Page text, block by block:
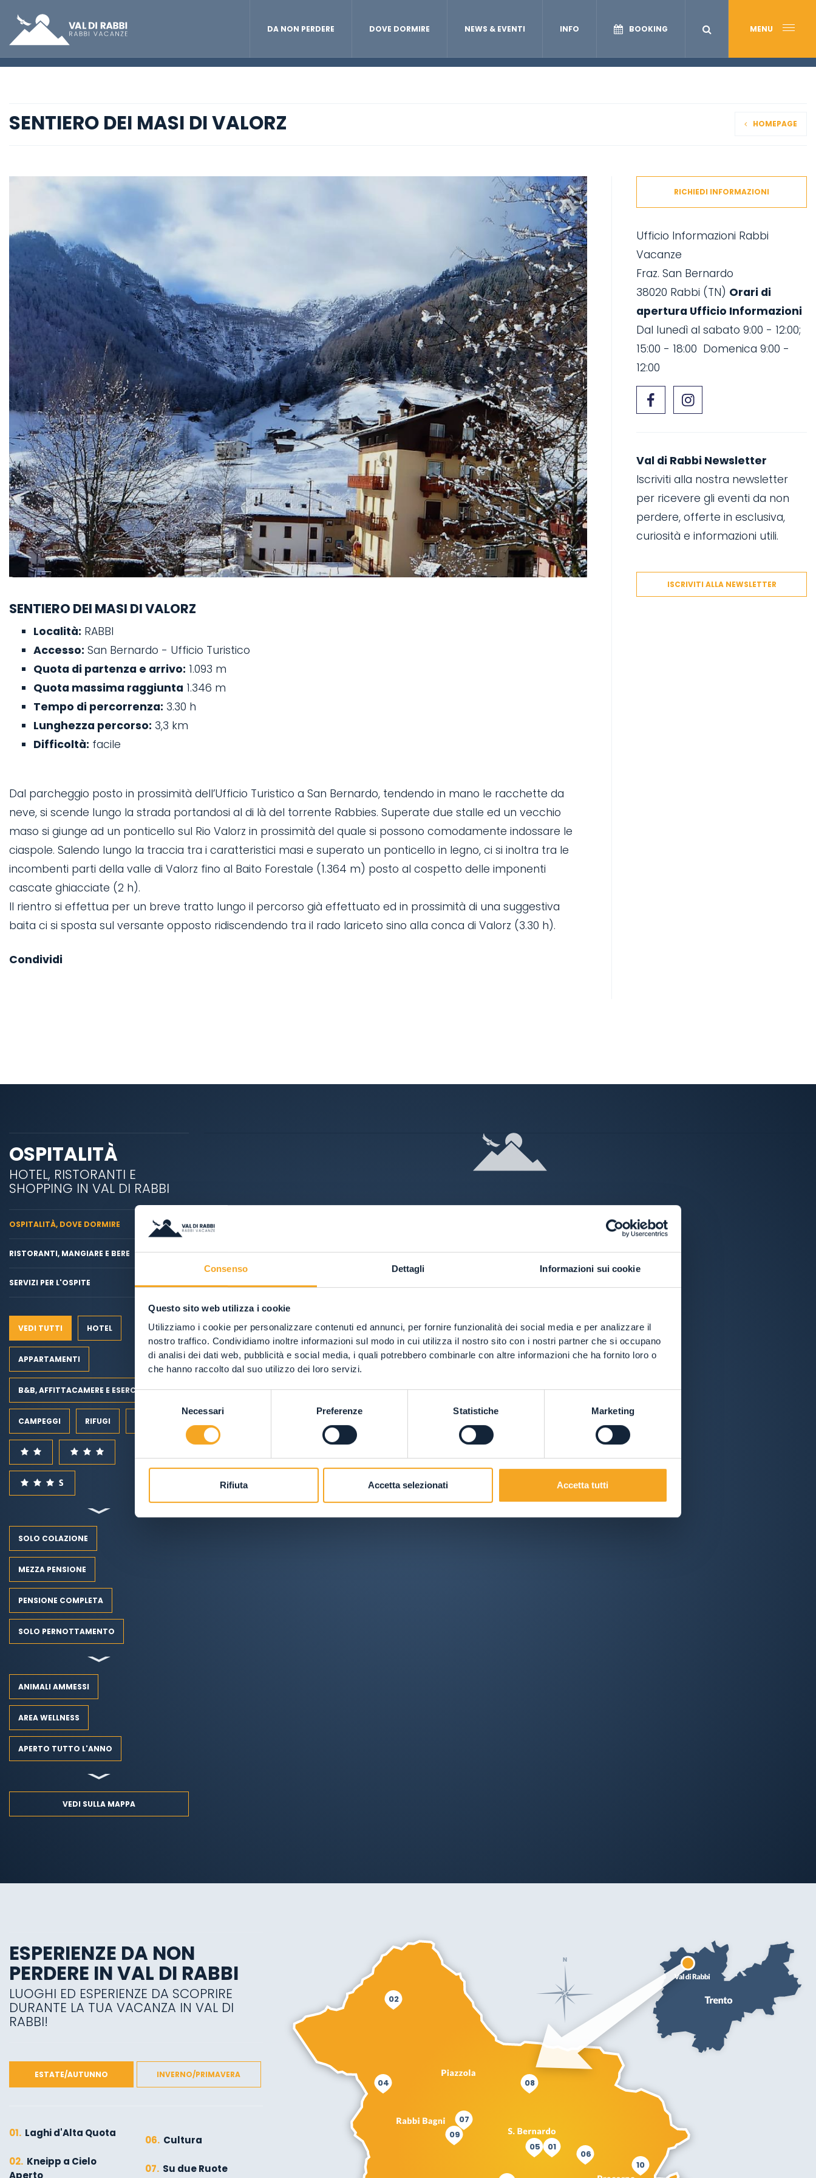
Consenso Dettagli Informazioni sui cookie
Questo sito web utilizza i cookie
Utilizziamo i cookie per personalizzare contenuti ed annunci, per fornire funzionalità dei social media e per analizzare il
nostro traffico. Condividiamo inoltre informazioni sul modo in cui utilizza il nostro sito con i nostri partner che si occupano
di analisi dei dati web, pubblicità e social media, i quali potrebbero combinarle con altre informazioni che ha fornito loro o
che hanno raccolto dal suo utilizzo dei loro servizi.
Selezione
del
Necessari Preferenze Statistiche Marketing
Rifiuta Accetta selezionati Accetta tutti
DA NON PERDERE DOVE DORMIRE NEWS & EVENTI INFO BOOKING MENU
SENTIERO DEI MASI DI VALORZ HOMEPAGE
SENTIERO DEI MASI DI VALORZ
Località: RABBI
Accesso: San Bernardo - Ufficio Turistico
Quota di partenza e arrivo: 1.093 m
Quota massima raggiunta 1.346 m
Tempo di percorrenza: 3.30 h
Lunghezza percorso: 3,3 km
Difficoltà: facile
Dal parcheggio posto in prossimità dell’Ufficio Turistico a San Bernardo, tendendo in mano le racchette da
neve, si scende lungo la strada portandosi al di là del torrente Rabbies. Superate due stalle ed un vecchio
maso si giunge ad un ponticello sul Rio Valorz in prossimità del quale si possono comodamente indossare le
ciaspole. Salendo lungo la traccia tra i caratteristici masi e superato un ponticello in legno, ci si inoltra tra le
incombenti parti della valle di Valorz fino al Baito Forestale (1.364 m) posto al cospetto delle imponenti
cascate ghiacciate (2 h).
Il rientro si effettua per un breve tratto lungo il percorso già effettuato ed in prossimità di una suggestiva
baita ci si sposta sul versante opposto ridiscendendo tra il rado lariceto sino alla conca di Valorz (3.30 h).
Condividi
RICHIEDI INFORMAZIONI
Ufficio Informazioni Rabbi
Vacanze
Fraz. San Bernardo
38020 Rabbi (TN) Orari di
apertura Ufficio Informazioni
Dal lunedì al sabato 9:00 - 12:00;
15:00 - 18:00 Domenica 9:00 -
12:00
Val di Rabbi Newsletter
Iscriviti alla nostra newsletter
per ricevere gli eventi da non
perdere, offerte in esclusiva,
curiosità e informazioni utili.
ISCRIVITI ALLA NEWSLETTER
OSPITALITÀ
HOTEL, RISTORANTI E
SHOPPING IN VAL DI RABBI
OSPITALITÀ, DOVE DORMIRE
RISTORANTI, MANGIARE E BERE
SERVIZI PER L'OSPITE
VEDI TUTTI HOTEL
APPARTAMENTI
B&B, AFFITTACAMERE E ESERCIZI RURALI
CAMPEGGI RIFUGI
SOLO COLAZIONE
MEZZA PENSIONE
PENSIONE COMPLETA
SOLO PERNOTTAMENTO
ANIMALI AMMESSI
AREA WELLNESS
APERTO TUTTO L'ANNO
VEDI SULLA MAPPA
ESPERIENZE DA NON
PERDERE IN VAL DI RABBI
LUOGHI ED ESPERIENZE DA SCOPRIRE
DURANTE LA TUA VACANZA IN VAL DI
RABBI!
ESTATE/AUTUNNO INVERNO/PRIMAVERA
01. Laghi d'Alta Quota
02. Kneipp a Cielo
Aperto
06. Cultura
07. Su due Ruote 10
09
08
07
06
05
04
02
01